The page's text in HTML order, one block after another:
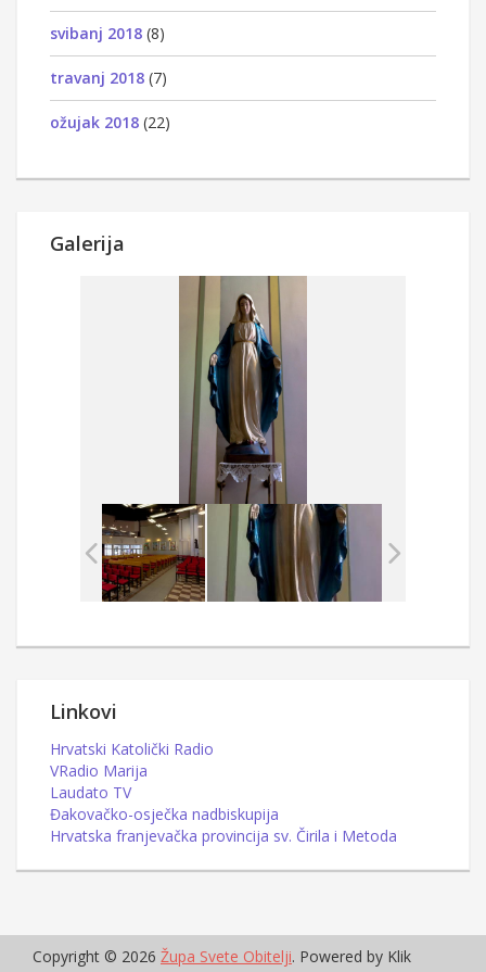
svibanj 2018 (8)
travanj 2018 (7)
ožujak 2018 (22)
Galerija
Linkovi
Hrvatski Katolički Radio
VRadio Marija
Laudato TV
Đakovačko-osječka nadbiskupija
Hrvatska franjevačka provincija sv. Čirila i Metoda
Copyright © 2026 Župa Svete Obitelji. Powered by Klik